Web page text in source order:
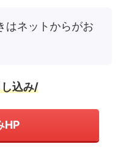
はネットからがお
込み/
HP